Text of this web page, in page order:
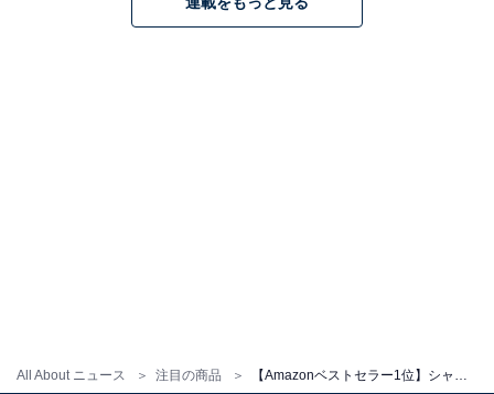
All About ニュース 注目の商品